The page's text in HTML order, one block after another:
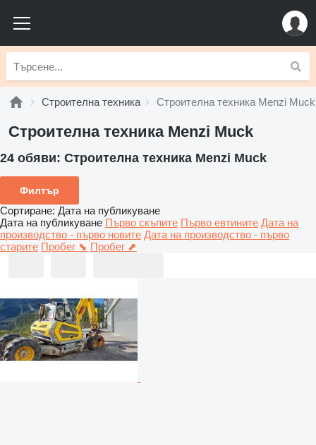
Строителна техника Строителна техника Menzi Muck
Строителна техника Menzi Muck
24 обяви: Строителна техника Menzi Muck
Филтър
Сортиране: Дата на публикуване
Дата на публикуване Първо скъпите Първо евтините Дата на
производство - първо новите Дата на производство - първо
старите Пробег ⬊ Пробег ⬈